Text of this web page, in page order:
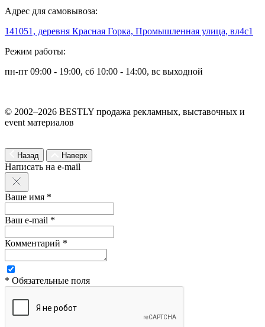
Адрес для самовывоза:
141051, деревня Красная Горка, Промышленная улица, вл4с1
Режим работы:
пн-пт 09:00 - 19:00, сб 10:00 - 14:00, вс выходной
© 2002–2026 BESTLY продажа рекламных, выставочных и
event материалов
Назад Наверх
Написать на e-mail
Ваше имя *
Ваш e-mail *
Комментарий *
* Обязательные поля